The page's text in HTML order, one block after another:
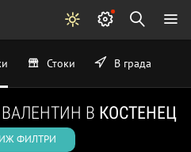
Стоки В града
В КОСТЕНЕЦ
ФИЛТРИ